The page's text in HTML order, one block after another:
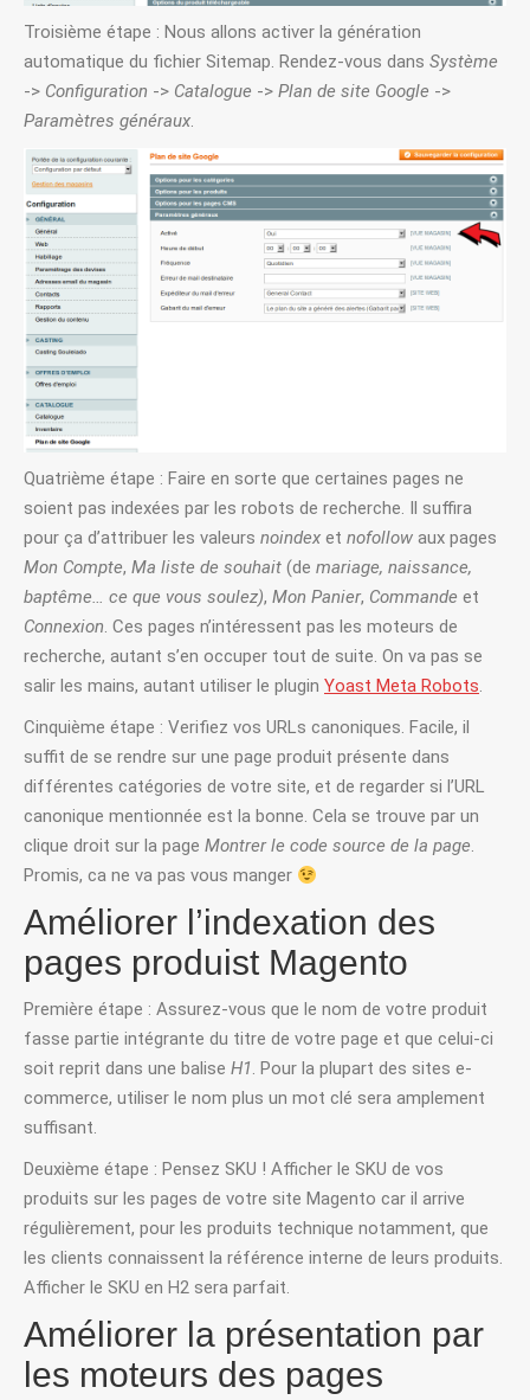
Troisième étape : Nous allons activer la génération
automatique du fichier Sitemap. Rendez-vous dans Système
-> Configuration -> Catalogue -> Plan de site Google ->
Paramètres généraux.
Quatrième étape : Faire en sorte que certaines pages ne
soient pas indexées par les robots de recherche. Il suffira
pour ça d’attribuer les valeurs noindex et nofollow aux pages
Mon Compte, Ma liste de souhait (de mariage, naissance,
baptême… ce que vous soulez), Mon Panier, Commande et
Connexion. Ces pages n’intéressent pas les moteurs de
recherche, autant s’en occuper tout de suite. On va pas se
salir les mains, autant utiliser le plugin Yoast Meta Robots.
Cinquième étape : Verifiez vos URLs canoniques. Facile, il
suffit de se rendre sur une page produit présente dans
différentes catégories de votre site, et de regarder si l’URL
canonique mentionnée est la bonne. Cela se trouve par un
clique droit sur la page Montrer le code source de la page.
Promis, ca ne va pas vous manger
Améliorer l’indexation des
pages produist Magento
Première étape : Assurez-vous que le nom de votre produit
fasse partie intégrante du titre de votre page et que celui-ci
soit reprit dans une balise H1. Pour la plupart des sites e-
commerce, utiliser le nom plus un mot clé sera amplement
suffisant.
Deuxième étape : Pensez SKU ! Afficher le SKU de vos
produits sur les pages de votre site Magento car il arrive
régulièrement, pour les produits technique notamment, que
les clients connaissent la référence interne de leurs produits.
Afficher le SKU en H2 sera parfait.
Améliorer la présentation par
les moteurs des pages